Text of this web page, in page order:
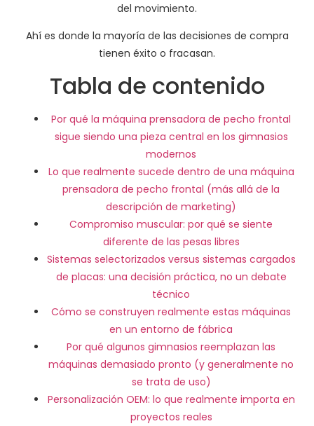
del movimiento.
Ahí es donde la mayoría de las decisiones de compra
tienen éxito o fracasan.
Tabla de contenido
Por qué la máquina prensadora de pecho frontal
sigue siendo una pieza central en los gimnasios
modernos
Lo que realmente sucede dentro de una máquina
prensadora de pecho frontal (más allá de la
descripción de marketing)
Compromiso muscular: por qué se siente
diferente de las pesas libres
Sistemas selectorizados versus sistemas cargados
de placas: una decisión práctica, no un debate
técnico
Cómo se construyen realmente estas máquinas
en un entorno de fábrica
Por qué algunos gimnasios reemplazan las
máquinas demasiado pronto (y generalmente no
se trata de uso)
Personalización OEM: lo que realmente importa en
proyectos reales